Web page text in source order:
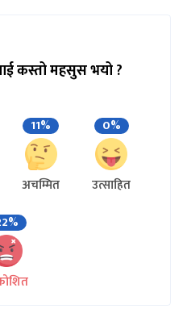
कस्तो महसुस भयो ?
11%
अचम्मित
0%
उत्साहित